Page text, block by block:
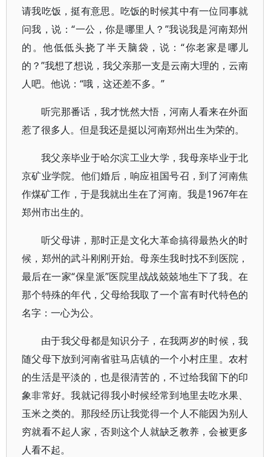
请我吃饭，挺有意思。吃饭的时候其中有一位同事就
问我，说：“一公，你是哪里人？”我说我是河南郑州
的。他低低头挠了半天脑袋，说：“你老家是哪儿
的？”我想了想说，我父亲那一支是云南大理的，云南
人吧。他说：“哦，这还差不多。”
听完那番话，我才恍然大悟，河南人看来在外面
惹了很多人。但是我还是挺以河南郑州出生为荣的。
我父亲毕业于哈尔滨工业大学，我母亲毕业于北
京矿业学院。他们婚后，响应祖国号召，到了河南焦
作煤矿工作，于是我就出生在了河南。我是1967年在
郑州市出生的。
听父母讲，那时正是文化大革命搞得最热火的时
候，郑州的武斗刚刚开始。母亲生我时找不到医院，
最后在一家“保皇派”医院里战战兢兢地生下了我。在
那个特殊的年代，父母给我取了一个富有时代特色的
名字：一心为公。
由于我父母都是知识分子，在我两岁的时候，我
随父母下放到河南省驻马店镇的一个小村庄里。农村
的生活是平淡的，也是很清苦的，不过给我留下的印
象非常好。我就记得我小时候经常到地里去吃水果、
玉米之类的。那段经历让我觉得一个人不能因为别人
穷就看不起人家，否则这个人就缺乏教养，会被更多
人看不起。